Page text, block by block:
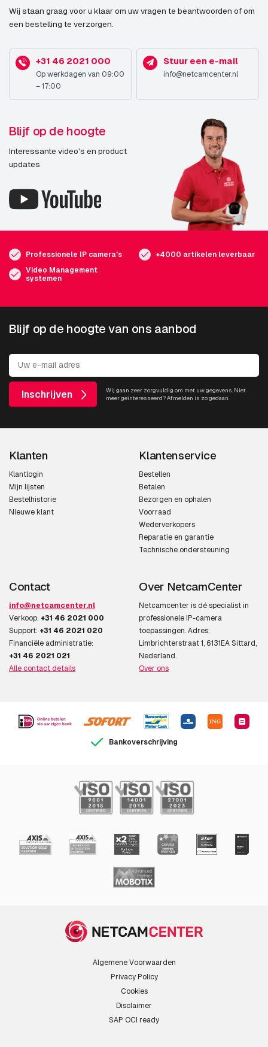
Wij staan graag voor u klaar om uw vragen te beantwoorden of om
een bestelling te verzorgen.
+31 46 2021 000
Op werkdagen van 09:00
– 17:00
Stuur een e-mail
info@netcamcenter.nl
Blijf op de hoogte
Interessante video's en product
updates
Professionele IP camera's
+4000 artikelen leverbaar
Video Management
systemen
Blijf op de hoogte van ons aanbod
Inschrijven
Wij gaan zeer zorgvuldig om met uw gegevens. Niet
meer geïnteresseerd? Afmelden is zo gedaan.
Klanten
Klantlogin
Mijn lijsten
Bestelhistorie
Nieuwe klant
Klantenservice
Bestellen
Betalen
Bezorgen en ophalen
Voorraad
Wederverkopers
Reparatie en garantie
Technische ondersteuning
Contact
info@netcamcenter.nl
Verkoop: +31 46 2021 000
Support: +31 46 2021 020
Financiële administratie:
+31 46 2021 021
Alle contact details
Over NetcamCenter
Netcamcenter is dé specialist in
professionele IP-camera
toepassingen. Adres:
Limbrichterstraat 1, 6131EA Sittard,
Nederland.
Over ons
Bankoverschrijving
Algemene Voorwaarden
Privacy Policy
Cookies
Disclaimer
SAP OCI ready